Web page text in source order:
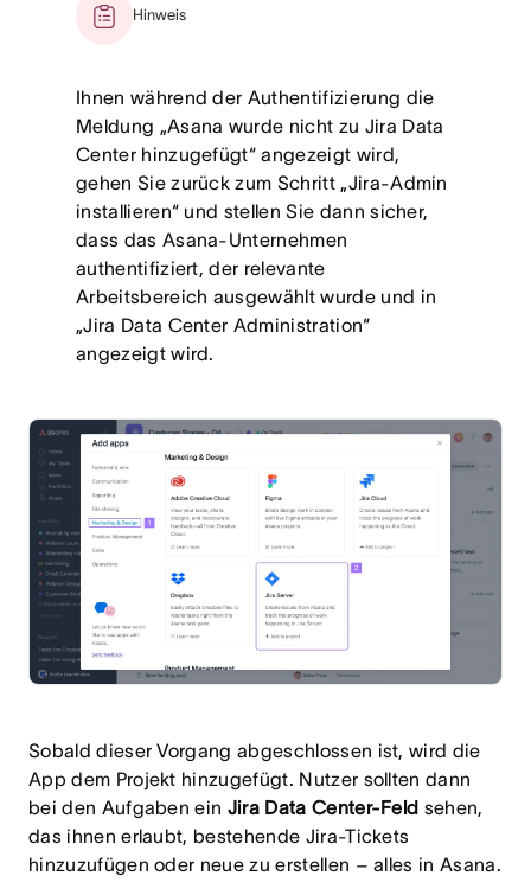
Hinweis
Ihnen während der Authentifizierung die
Meldung „Asana wurde nicht zu Jira Data
Center hinzugefügt“ angezeigt wird,
gehen Sie zurück zum Schritt „Jira-Admin
installieren“ und stellen Sie dann sicher,
dass das Asana-Unternehmen
authentifiziert, der relevante
Arbeitsbereich ausgewählt wurde und in
„Jira Data Center Administration“
angezeigt wird.
Sobald dieser Vorgang abgeschlossen ist, wird die
App dem Projekt hinzugefügt. Nutzer sollten dann
bei den Aufgaben ein Jira Data Center-Feld sehen,
das ihnen erlaubt, bestehende Jira-Tickets
hinzuzufügen oder neue zu erstellen – alles in Asana.